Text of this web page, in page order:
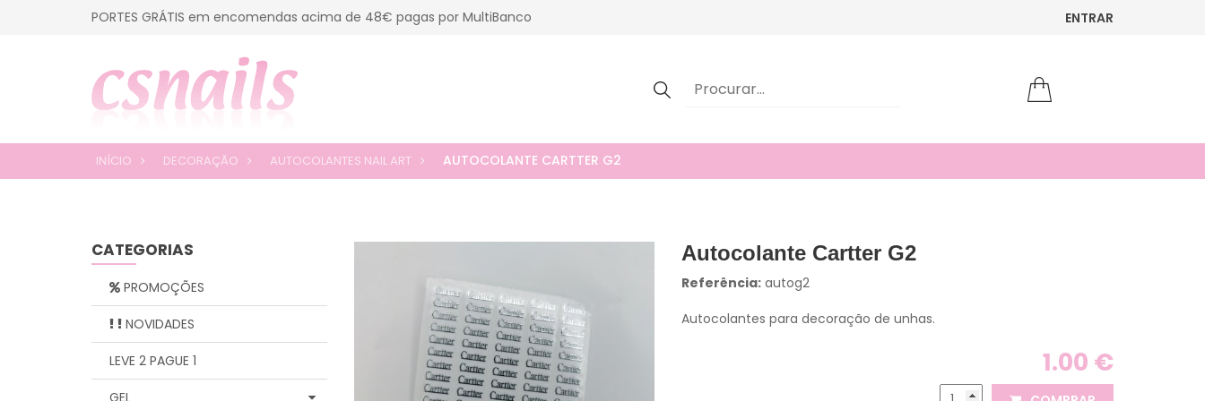
PORTES GRÁTIS em encomendas acima de 48€ pagas por MultiBanco ENTRAR
INÍCIO DECORAÇÃO AUTOCOLANTES NAIL ART AUTOCOLANTE CARTTER G2
CATEGORIAS
PROMOÇÕES
NOVIDADES
LEVE 2 PAGUE 1
Autocolante Cartter G2
Referência: autog2
Autocolantes para decoração de unhas.
1.00 €